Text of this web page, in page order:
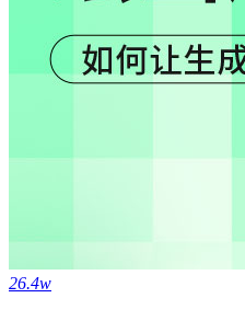
26.4w